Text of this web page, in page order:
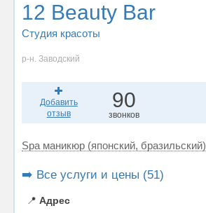
12 Beauty Bar
Студия красоты
р-н. Заводский
Добавить
отзыв
90
звонков
Spa маникюр (японский, бразильский)
➡️ Все услуги и цены (51)
📍 Адрес